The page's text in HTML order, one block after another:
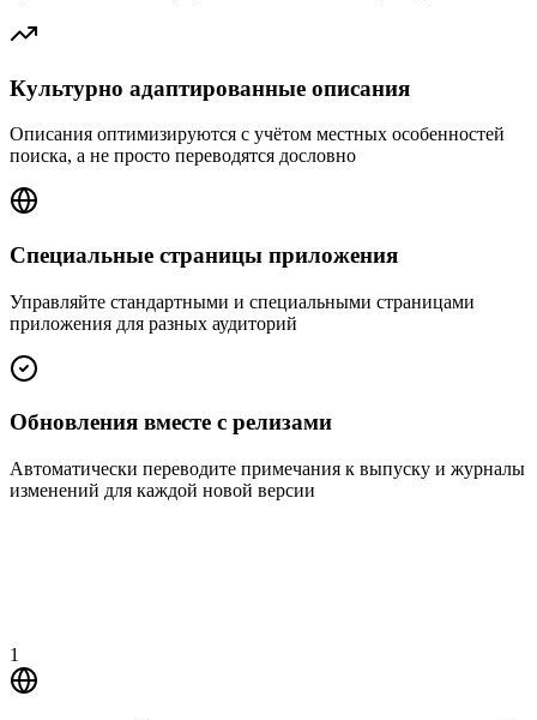
Культурно адаптированные описания
Описания оптимизируются с учётом местных особенностей
поиска, а не просто переводятся дословно
Специальные страницы приложения
Управляйте стандартными и специальными страницами
приложения для разных аудиторий
Обновления вместе с релизами
Автоматически переводите примечания к выпуску и журналы
изменений для каждой новой версии
1